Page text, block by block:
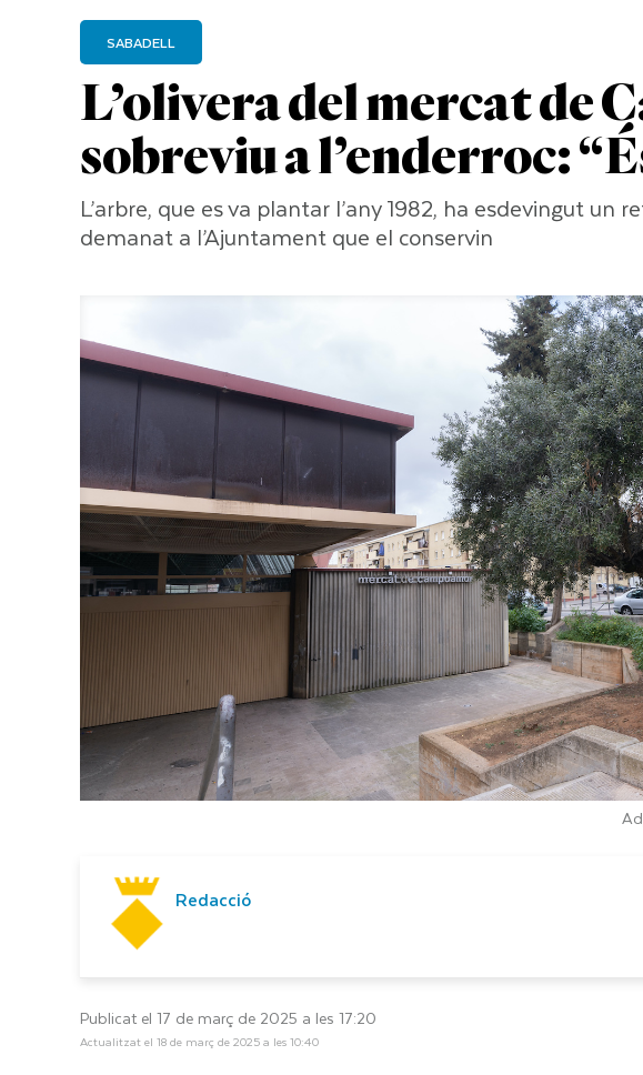
L’olivera del mercat de
sobreviu a l’enderroc:
SABADELL
L’arbre, que es va plantar l’any 1982, ha esdevingut un
demanat a l’Ajuntament que el conservin
Redacció
Publicat el 17 de març de 2025 a les 17:20
Actualitzat el 18 de març de 2025 a les 10:40